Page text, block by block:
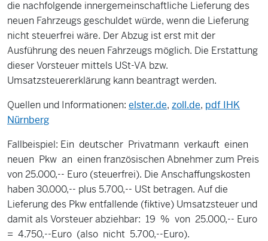
die nachfolgende innergemeinschaftliche Lieferung des
neuen Fahrzeugs geschuldet würde, wenn die Lieferung
nicht steuerfrei wäre. Der Abzug ist erst mit der
Ausführung des neuen Fahrzeugs möglich. Die Erstattung
dieser Vorsteuer mittels USt-VA bzw.
Umsatzsteuererklärung kann beantragt werden.
Quellen und Informationen: elster.de, zoll.de, pdf IHK
Nürnberg
Fallbeispiel: Ein deutscher Privatmann verkauft einen
neuen Pkw an einen französischen Abnehmer zum Preis
von 25.000,-- Euro (steuerfrei). Die Anschaffungskosten
haben 30.000,-- plus 5.700,-- USt betragen. Auf die
Lieferung des Pkw entfallende (fiktive) Umsatzsteuer und
damit als Vorsteuer abziehbar: 19 % von 25.000,-- Euro
= 4.750,--Euro (also nicht 5.700,--Euro).